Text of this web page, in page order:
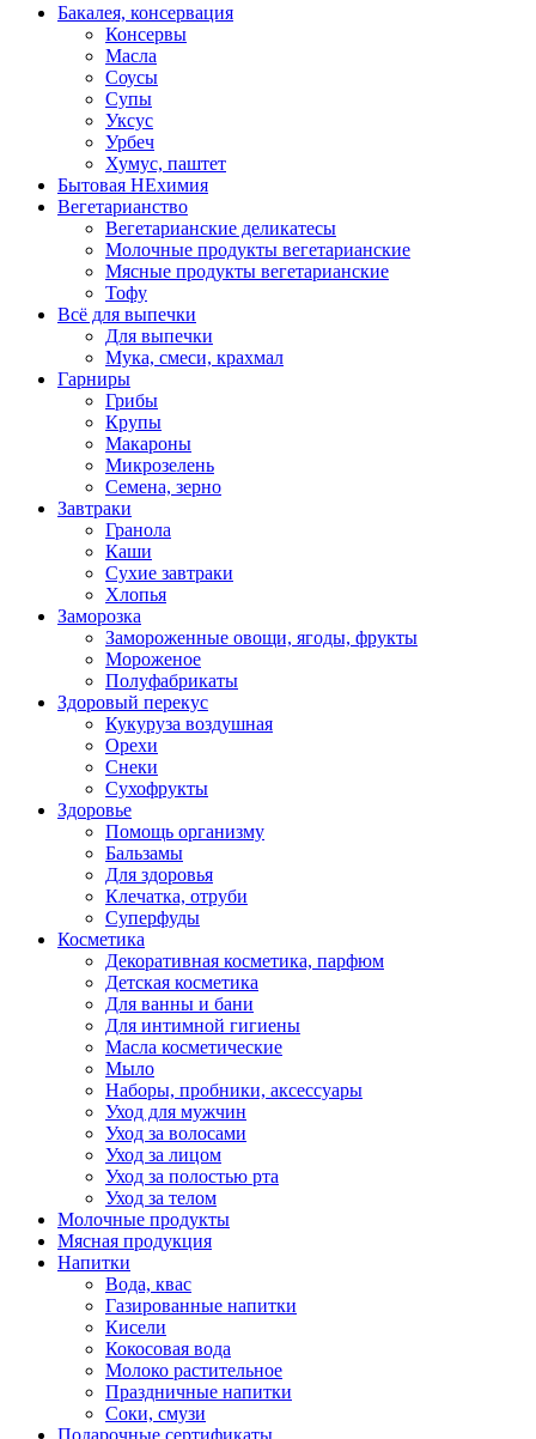
Бакалея, консервация
Консервы
Масла
Соусы
Супы
Уксус
Урбеч
Хумус, паштет
Бытовая НЕхимия
Вегетарианство
Вегетарианские деликатесы
Молочные продукты вегетарианские
Мясные продукты вегетарианские
Тофу
Всё для выпечки
Для выпечки
Мука, смеси, крахмал
Гарниры
Грибы
Крупы
Макароны
Микрозелень
Семена, зерно
Завтраки
Гранола
Каши
Сухие завтраки
Хлопья
Заморозка
Замороженные овощи, ягоды, фрукты
Мороженое
Полуфабрикаты
Здоровый перекус
Кукуруза воздушная
Орехи
Снеки
Сухофрукты
Здоровье
Помощь организму
Бальзамы
Для здоровья
Клечатка, отруби
Суперфуды
Косметика
Декоративная косметика, парфюм
Детская косметика
Для ванны и бани
Для интимной гигиены
Масла косметические
Мыло
Наборы, пробники, аксессуары
Уход для мужчин
Уход за волосами
Уход за лицом
Уход за полостью рта
Уход за телом
Молочные продукты
Мясная продукция
Напитки
Вода, квас
Газированные напитки
Кисели
Кокосовая вода
Молоко растительное
Праздничные напитки
Соки, смузи
Подарочные сертификаты